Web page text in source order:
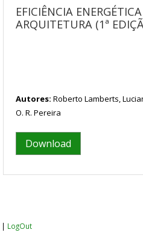
EFICIÊNCIA
ARQUITETURA (1ª
Autores: Roberto Lamberts,
O. R. Pereira
Download
| LogOut